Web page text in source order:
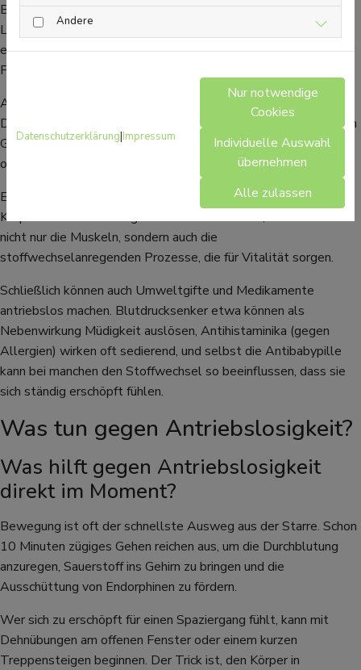
Beispiel: EinÜbermaß an Zuckerund stark verarbeiteten
Lebensmitteln führt zu raschen Blutzuckerspitzen gefolgt von
einem Abstieg, der Müdigkeit und Konzentrationsschwäche zur
Folge hat.
Auch
wird unterschätzt: Schon ein leichtes
Defizit von 1–2% führt zu Konzentrationsproblemen und einem
Gefühl der Schlappheit, weil das Gehirn und die Muskeln nicht
optimal arbeiten können.
Ein weiterer stiller Energiekiller ist Bewegungsmangel. Der
Körper ist für Aktivität gemacht. Bleibt sie aus, verkümmern
nicht nur die Muskeln, sondern auch die
stoffwechselanregenden Prozesse, die für Vitalität sorgen.
Schließlich können auch Umweltgifte und Medikamente
antriebslos machen. Blutdrucksenker etwa können als
Nebenwirkung Müdigkeit auslösen, Antihistaminika (gegen
Allergien) wirken oft sedierend, und selbst die Antibabypille
kann bei manchen den Stoffwechsel so beeinflussen, dass sie
sich ständig erschöpft fühlen.
Was tun gegen Antriebslosigkeit?
Was hilft gegen Antriebslosigkeit
direkt im Moment?
Bewegung ist oft der schnellste Ausweg aus der Starre. Schon
10 Minuten zügiges Gehen reichen aus, um die Durchblutung
anzuregen, Sauerstoff ins Gehirn zu bringen und die
Ausschüttung von Endorphinen zu fördern.
Wer sich zu erschöpft für einen Spaziergang fühlt, kann mit
Dehnübungen am offenen Fenster oder einem kurzen
Treppensteigen beginnen. Der Trick ist, den Körper in
Andere
Datenschutzerklärung|Impressum
Nur notwendige
Cookies
Individuelle Auswahl
übernehmen
Alle zulassen